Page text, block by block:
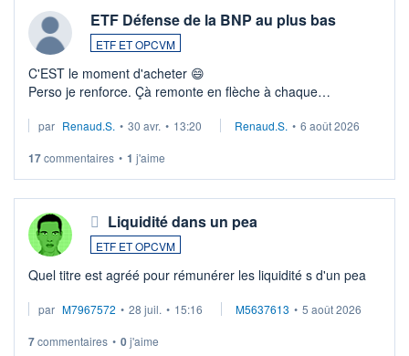
ETF Défense de la BNP au plus bas
ETF ET OPCVM
C'EST le moment d'acheter 😄​
Perso je renforce. Çà remonte en flèche à chaque
Investissement long terme tip top pour sa retraite.
par Renaud.S. • 30 avr. • 13:20 Renaud.S. • 6 août 2026
17commentaires • 1 j'aime
Liquidité dans un pea
ETF ET OPCVM
Quel titre est agréé pour rémunérer les liquidité s d'un pea
par M7967572 • 28 juil. • 15:16 M5637613 • 5 août 2026
7commentaires • 0j'aime